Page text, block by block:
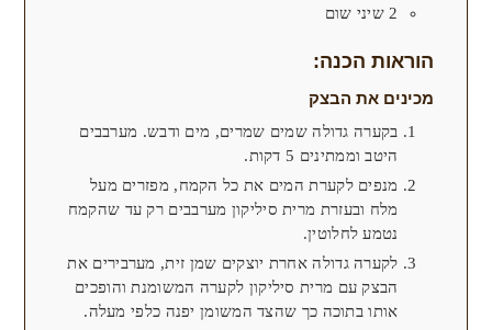
2 שיני שום
הוראות הכנה:
מכינים את הבצק
בקערה גדולה שמים שמרים, מים ודבש. מערבבים
היטב וממתינים 5 דקות.
מנפים לקערת המים את כל הקמח, מפזרים מעל
מלח ובעזרת מרית סיליקון מערבבים רק עד שהקמח
נטמע לחלוטין.
לקערה גדולה אחרת יוצקים שמן זית, מערבירים את
הבצק עם מרית סיליקון לקערה המשומנת והופכים
אותו בתוכה כך שהצד המשומן יפנה כלפי מעלה.